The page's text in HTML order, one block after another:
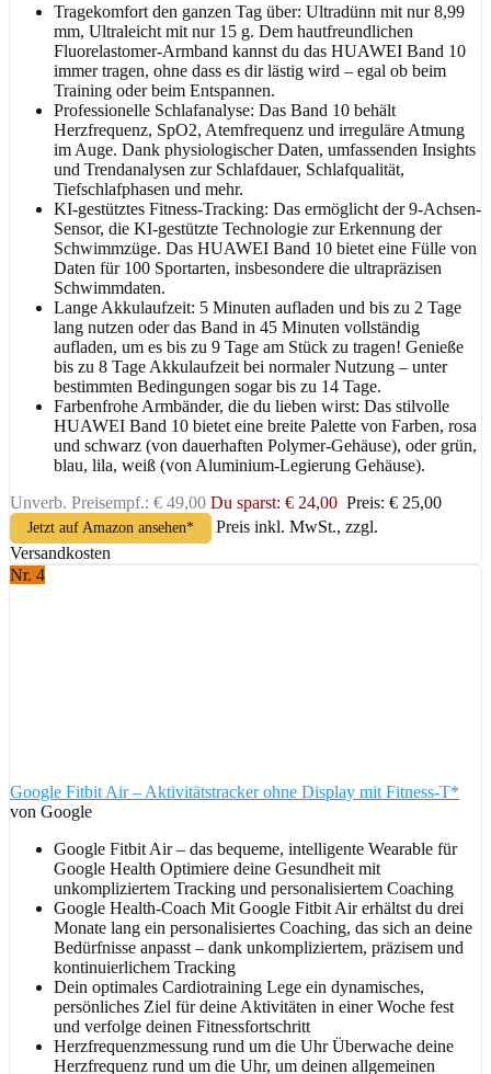
Tragekomfort den ganzen Tag über: Ultradünn mit nur 8,99
mm, Ultraleicht mit nur 15 g. Dem hautfreundlichen
Fluorelastomer-Armband kannst du das HUAWEI Band 10
immer tragen, ohne dass es dir lästig wird – egal ob beim
Training oder beim Entspannen.
Professionelle Schlafanalyse: Das Band 10 behält
Herzfrequenz, SpO2, Atemfrequenz und irreguläre Atmung
im Auge. Dank physiologischer Daten, umfassenden Insights
und Trendanalysen zur Schlafdauer, Schlafqualität,
Tiefschlafphasen und mehr.
KI-gestütztes Fitness-Tracking: Das ermöglicht der 9-Achsen-
Sensor, die KI-gestützte Technologie zur Erkennung der
Schwimmzüge. Das HUAWEI Band 10 bietet eine Fülle von
Daten für 100 Sportarten, insbesondere die ultrapräzisen
Schwimmdaten.
Lange Akkulaufzeit: 5 Minuten aufladen und bis zu 2 Tage
lang nutzen oder das Band in 45 Minuten vollständig
aufladen, um es bis zu 9 Tage am Stück zu tragen! Genieße
bis zu 8 Tage Akkulaufzeit bei normaler Nutzung – unter
bestimmten Bedingungen sogar bis zu 14 Tage.
Farbenfrohe Armbänder, die du lieben wirst: Das stilvolle
HUAWEI Band 10 bietet eine breite Palette von Farben, rosa
und schwarz (von dauerhaften Polymer-Gehäuse), oder grün,
blau, lila, weiß (von Aluminium-Legierung Gehäuse).
Unverb. Preisempf.: € 49,00 Du sparst: € 24,00 Preis: € 25,00
Jetzt auf Amazon ansehen*
Preis inkl. MwSt., zzgl.
Versandkosten
Nr. 4
Google Fitbit Air – Aktivitätstracker ohne Display mit Fitness-T*
von Google
Google Fitbit Air – das bequeme, intelligente Wearable für
Google Health Optimiere deine Gesundheit mit
unkompliziertem Tracking und personalisiertem Coaching
Google Health-Coach Mit Google Fitbit Air erhältst du drei
Monate lang ein personalisiertes Coaching, das sich an deine
Bedürfnisse anpasst – dank unkompliziertem, präzisem und
kontinuierlichem Tracking
Dein optimales Cardiotraining Lege ein dynamisches,
persönliches Ziel für deine Aktivitäten in einer Woche fest
und verfolge deinen Fitnessfortschritt
Herzfrequenzmessung rund um die Uhr Überwache deine
Herzfrequenz rund um die Uhr, um deinen allgemeinen